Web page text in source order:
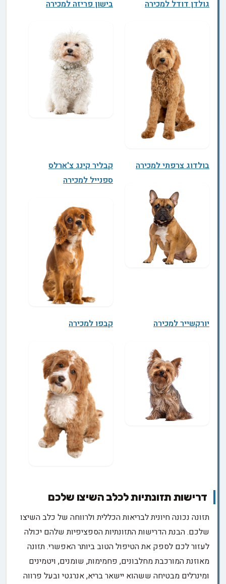
גולדן דודל למכירה בישון פריזה למכירה
בולדוג צרפתי למכירה
קבליר קינג צ'ארלס
ספנייל למכירה
יורקשייר למכירה קבפו למכירה
דרישות תזונתיות לכלב השיצו שלכם
תזונה נכונה חיונית לבריאות הכללית ולרווחה של כלב השיצו
שלכם. הבנת הדרישות התזונתיות הספציפיות שלהם יכולה
לעזור לכם לספק את הטיפול הטוב ביותר האפשרי. תזונה
מאוזנת המורכבת מחלבונים, פחמימות, שומנים, ויטמינים
ומינרלים מבטיחה ששהוא יישאר בריא, אנרגטי ובעל פרווה